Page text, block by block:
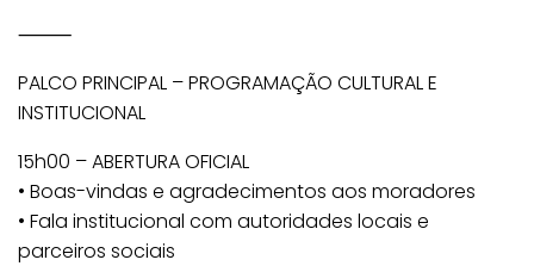
⸻
PALCO PRINCIPAL – PROGRAMAÇÃO CULTURAL E
INSTITUCIONAL
15h00 – ABERTURA OFICIAL
• Boas-vindas e agradecimentos aos moradores
• Fala institucional com autoridades locais e
parceiros sociais